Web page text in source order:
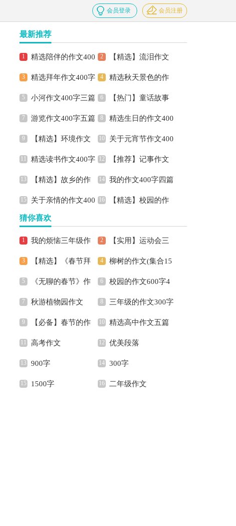
会员登录 会员注册
最新推荐
精选陪伴的作文400
字3篇
【精选】流泪作文
400字三篇
精选拜年作文400字
3篇
精选秋天景色的作
文400字3篇
小河作文400字三篇 【热门】童话故事
作文400字集合7篇
游览作文400字五篇 精选生日的作文400
字4篇
【精选】环境作文
400字四篇
关于元宵节作文400
字3篇
精选读书作文400字
汇编8篇
【推荐】记事作文
400字合集6篇
【精选】故乡的作
文400字4篇
我的作文400字四篇
关于亲情的作文400
字汇编7篇
【精选】校园的作
猜你喜欢
我的烦恼三年级作
文
【实用】运动会三
年级作文四篇
【精选】《春节拜
年》作文600字3篇
柳树的作文(集合15
篇)
《无聊的春节》作
文600字合集5篇
校园的作文600字4
篇
秋游植物园作文 三年级的作文300字
锦集五篇
【必备】春节的作
文600字汇总十篇
精选高中作文五篇
高考作文 优美段落
900字 300字
1500字 二年级作文